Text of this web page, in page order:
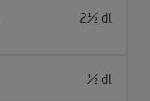
2½ dl
½ dl